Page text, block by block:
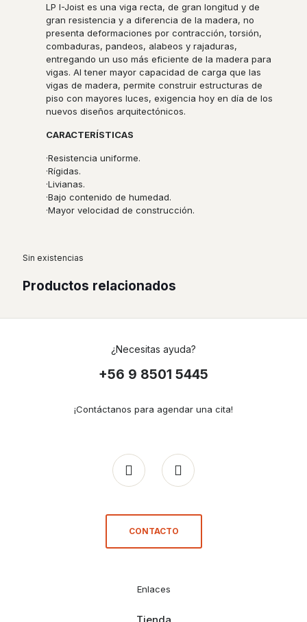
LP I-Joist es una viga recta, de gran longitud y de
gran resistencia y a diferencia de la madera, no
presenta deformaciones por contracción, torsión,
combaduras, pandeos, alabeos y rajaduras,
entregando un uso más eficiente de la madera para
vigas. Al tener mayor capacidad de carga que las
vigas de madera, permite construir estructuras de
piso con mayores luces, exigencia hoy en día de los
nuevos diseños arquitectónicos.
CARACTERÍSTICAS
·Resistencia uniforme.
·Rígidas.
·Livianas.
·Bajo contenido de humedad.
·Mayor velocidad de construcción.
Sin existencias
Productos relacionados
¿Necesitas ayuda?
+56 9 8501 5445
¡Contáctanos para agendar una cita!
CONTACTO
Enlaces